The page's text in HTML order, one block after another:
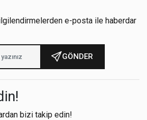
e-posta ile haberdar
GÖNDER
bizi takip edin!